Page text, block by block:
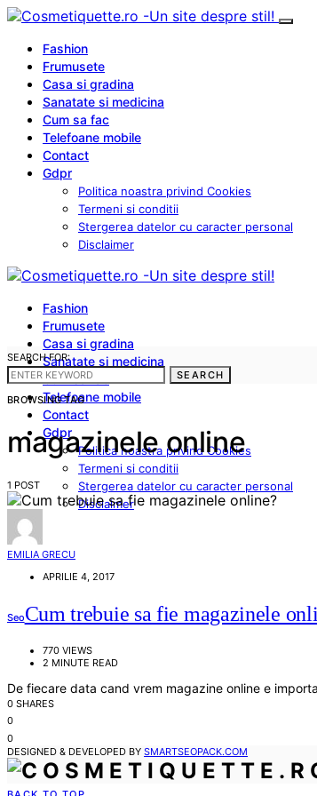
Fashion
Frumusete
Casa si gradina
Sanatate si medicina
Cum sa fac
Telefoane mobile
Contact
Gdpr
Politica noastra privind Cookies
Termeni si conditii
Stergerea datelor cu caracter personal
Disclaimer
Fashion
Frumusete
Casa si gradina
Sanatate si medicina
Cum sa fac
Telefoane mobile
Contact
Gdpr
Politica noastra privind Cookies
Termeni si conditii
Stergerea datelor cu caracter personal
Disclaimer
SEARCH FOR:
SEARCH
BROWSING TAG
magazinele online
1 POST
EMILIA GRECU
APRILIE 4, 2017
SeoCum trebuie sa fie magazinele
770 VIEWS
2 MINUTE READ
De fiecare data cand vrem magazine online e
0 SHARES
0
0
DESIGNED & DEVELOPED BY SMARTSEOPACK.COM